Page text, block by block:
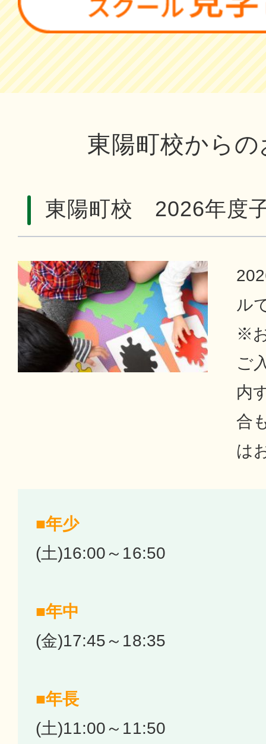
東陽町校から
東陽町校 2026年度
ル
※
ご
内
合
は
■年少
(土)16:00～16:50
■年中
(金)17:45～18:35
■年長
(土)11:00～11:50